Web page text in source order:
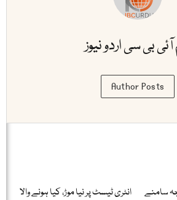
آئی بی سی اردو نیوز
Author Posts
سامنے
انٹری ٹیسٹ پر نیا موڑ، کیا ہونے والا